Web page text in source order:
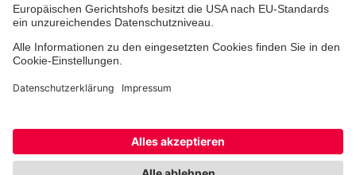
Einrichtungen
Cookie-Einstellungen Datenschutz Barrierefreiheit